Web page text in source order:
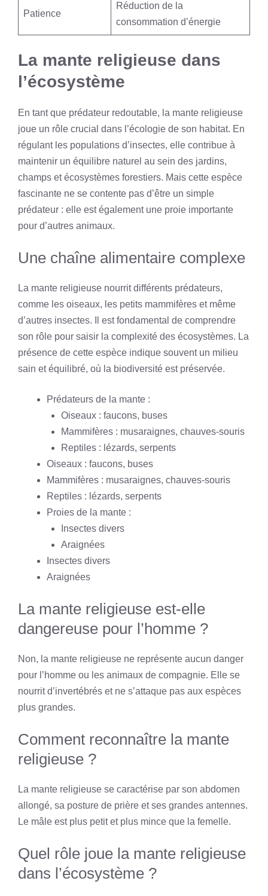
Patience
Réduction de la
consommation d’énergie
La mante religieuse dans
l’écosystème
En tant que prédateur redoutable, la mante religieuse
joue un rôle crucial dans l’écologie de son habitat. En
régulant les populations d’insectes, elle contribue à
maintenir un équilibre naturel au sein des jardins,
champs et écosystèmes forestiers. Mais cette espèce
fascinante ne se contente pas d’être un simple
prédateur : elle est également une proie importante
pour d’autres animaux.
Une chaîne alimentaire complexe
La mante religieuse nourrit différents prédateurs,
comme les oiseaux, les petits mammifères et même
d’autres insectes. Il est fondamental de comprendre
son rôle pour saisir la complexité des écosystèmes. La
présence de cette espèce indique souvent un milieu
sain et équilibré, où la biodiversité est préservée.
Prédateurs de la mante :
Oiseaux : faucons, buses
Mammifères : musaraignes, chauves-souris
Reptiles : lézards, serpents
Oiseaux : faucons, buses
Mammifères : musaraignes, chauves-souris
Reptiles : lézards, serpents
Proies de la mante :
Insectes divers
Araignées
Insectes divers
Araignées
La mante religieuse est-elle
dangereuse pour l’homme ?
Non, la mante religieuse ne représente aucun danger
pour l’homme ou les animaux de compagnie. Elle se
nourrit d’invertébrés et ne s’attaque pas aux espèces
plus grandes.
Comment reconnaître la mante
religieuse ?
La mante religieuse se caractérise par son abdomen
allongé, sa posture de prière et ses grandes antennes.
Le mâle est plus petit et plus mince que la femelle.
Quel rôle joue la mante religieuse
dans l’écosystème ?